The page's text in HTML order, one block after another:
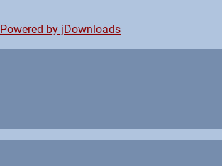
Powered by jDownloads